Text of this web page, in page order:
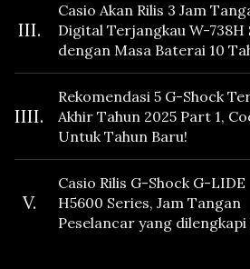
III.
Casio Akan Rilis 3 Jam
Digital Terjangkau W-738H
dengan Masa Baterai 10
Fitur Vibration
IIII.
Rekomendasi 5 G-Shock
Akhir Tahun 2025 Part 1,
Untuk Tahun Baru!
V.
Casio Rilis G-Shock G-
H5600 Series, Jam Tangan
Peselancar yang